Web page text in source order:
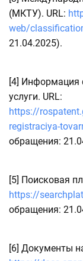
(МКТУ). URL:
web/
21.04.2025).
[4] Информация
услуги. URL:
https://
registraciya-
обращения:
[5] Поисковая
https://
обращения:
[6] Документы